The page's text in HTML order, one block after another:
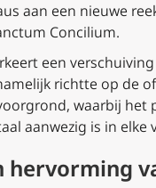
aan een nieuwe
Concilium.
een
richtte op de
waarbij het
aanwezig is in elke
hervorming